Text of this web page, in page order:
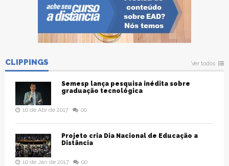
CLIPPINGS Ver todos
Semesp lança pesquisa inédita sobre
graduação tecnológica
10 de Abr de 2017 00
Projeto cria Dia Nacional de Educação a
Distância
10 de Jan de 2017 00